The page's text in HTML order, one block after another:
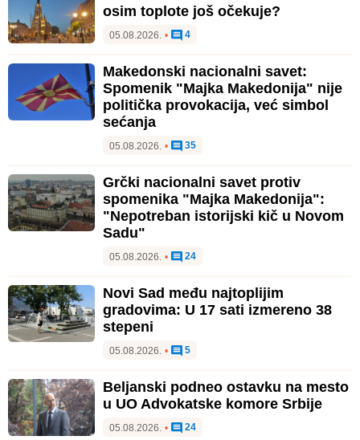
osim toplote još očekuje?
05.08.2026. • 4
Makedonski nacionalni savet:
Spomenik "Majka Makedonija" nije
politička provokacija, već simbol
sećanja
05.08.2026. • 35
Grčki nacionalni savet protiv
spomenika "Majka Makedonija":
"Nepotreban istorijski kič u Novom
Sadu"
05.08.2026. • 24
Novi Sad među najtoplijim
gradovima: U 17 sati izmereno 38
stepeni
05.08.2026. • 5
Beljanski podneo ostavku na mesto
u UO Advokatske komore Srbije
05.08.2026. • 24